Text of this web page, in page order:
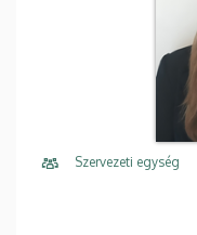
Szervezeti egység